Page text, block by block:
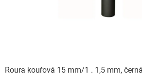
Roura kouřová 15 mm/1 . 1,5 mm,